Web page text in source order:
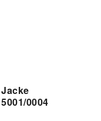
Jacke
5001/0004